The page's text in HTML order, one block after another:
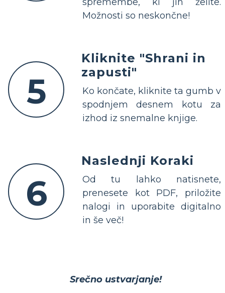
Možnosti so neskončne!
5
Kliknite "Shrani in
zapusti"
Ko končate, kliknite ta gumb v
spodnjem desnem kotu za
izhod iz snemalne knjige.
6
Naslednji Koraki
Od tu lahko natisnete,
prenesete kot PDF, priložite
nalogi in uporabite digitalno
in še več!
Srečno ustvarjanje!